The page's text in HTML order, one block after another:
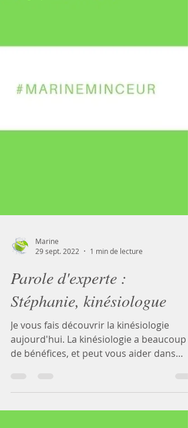
29 sept. 2022
Parole d'experte :
Stéphanie, kinésiologue
Je vous fais découvrir la kinésiologie
aujourd'hui. La kinésiologie a beaucoup